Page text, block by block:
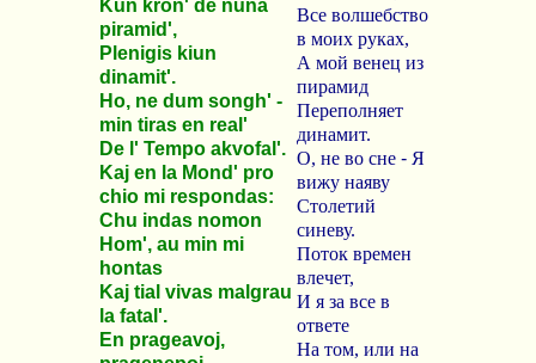
Kun kron' de nuna
piramid',
Plenigis kiun
dinamit'.
Ho, ne dum songh' -
min tiras en real'
De l' Tempo akvofal'.
Kaj en la Mond' pro
chio mi respondas:
Chu indas nomon
Hom', au min mi
hontas
Kaj tial vivas malgrau
la fatal'.
En prageavoj,
Все волшебство
в моих руках,
А мой венец из
пирамид
Переполняет
динамит.
О, не во сне - Я
вижу наяву
Столетий
синеву.
Поток времен
влечет,
И я за все в
ответе
На том, или на